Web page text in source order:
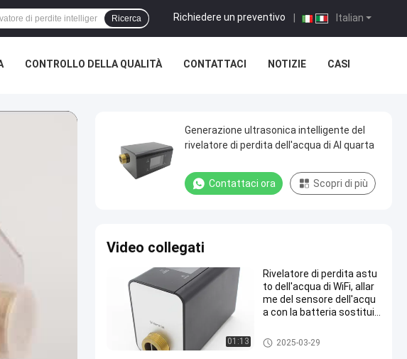
Italian
Richiedere un preventivo
Ricerca
CONTROLLO DELLA QUALITÀ CONTATTACI NOTIZIE CASI
Generazione ultrasonica intelligente del
rivelatore di perdita dell'acqua di AI quarta
Contattaci ora Scopri di più
Video collegati
01:13
Rivelatore di perdita astu
to dell'acqua di WiFi, allar
me del sensore dell'acqu
a con la batteria sostituib
Rivelatore di perdita dell'acqua
2025-03-29